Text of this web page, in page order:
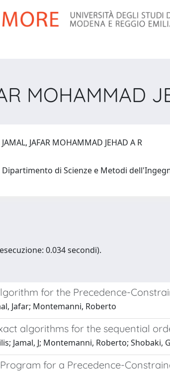
MOHAMMAD
JAMAL, JAFAR MOHAMMAD JEHAD A R
Dipartimento di Scienze e Metodi
0.034 secondi).
for the Precedence-
Jafar; Montemanni, Roberto
algorithms for the sequential
Jamal, J; Montemanni, Roberto; Shobaki,
for a Precedence-